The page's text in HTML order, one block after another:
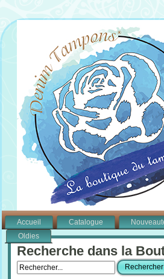
Accueil Catalogue
Oldies
Recherche dans la